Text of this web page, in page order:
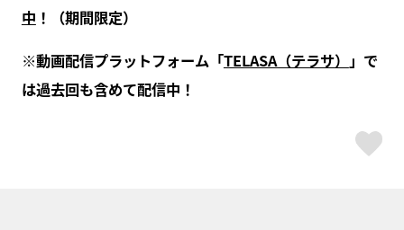
中 ！（期間限定）
※動画配信プラットフォーム「TELASA（テラサ） 」で
は過去回も含めて配信中！